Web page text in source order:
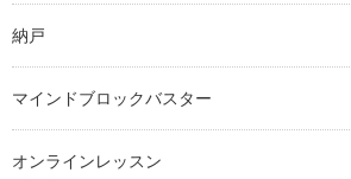
納戸
マインドブロックバスター
オンラインレッスン